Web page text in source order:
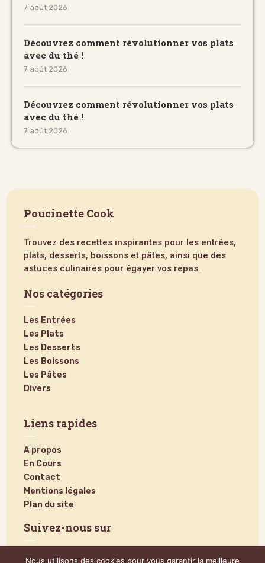
7 août 2026
Découvrez comment révolutionner vos plats
avec du thé !
7 août 2026
Découvrez comment révolutionner vos plats
avec du thé !
7 août 2026
Poucinette Cook
Trouvez des recettes inspirantes pour les entrées,
plats, desserts, boissons et pâtes, ainsi que des
astuces culinaires pour égayer vos repas.
Nos catégories
Les Entrées
Les Plats
Les Desserts
Les Boissons
Les Pâtes
Divers
Liens rapides
A propos
En Cours
Contact
Mentions légales
Plan du site
Suivez-nous sur
Nous utilisons des cookies pour vous garantir la meilleure